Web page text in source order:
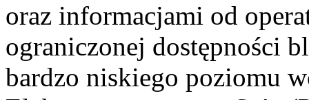
oraz informacjami od
ograniczonej dostępności
bardzo niskiego poziomu